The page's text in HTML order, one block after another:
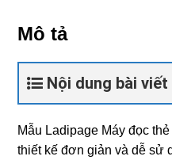
Mô tả
Nội dung bài viết
Mẫu Ladipage Máy đọc
thiết kế đơn giản và dễ sử